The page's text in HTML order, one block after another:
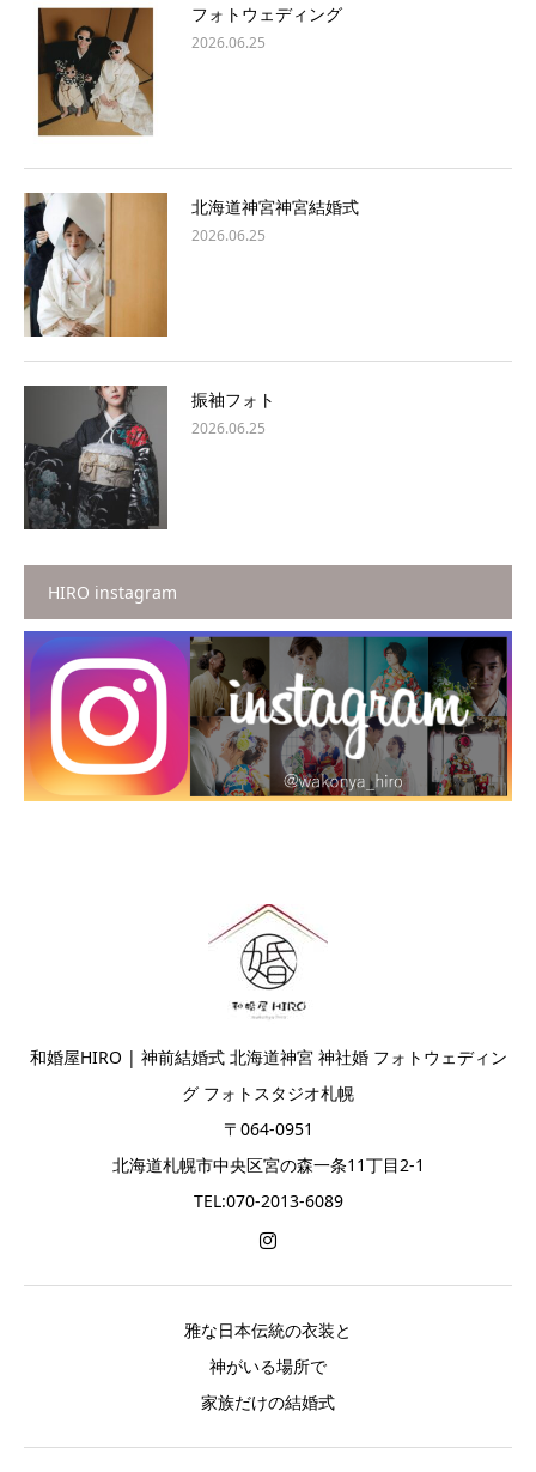
フォトウェディング
2026.06.25
北海道神宮神宮結婚式
2026.06.25
振袖フォト
2026.06.25
HIRO instagram
和婚屋HIRO | 神前結婚式 北海道神宮 神社婚 フォトウェディン
グ フォトスタジオ札幌
〒064-0951
北海道札幌市中央区宮の森一条11丁目2-1
TEL:070-2013-6089
雅な日本伝統の衣装と
神がいる場所で
家族だけの結婚式